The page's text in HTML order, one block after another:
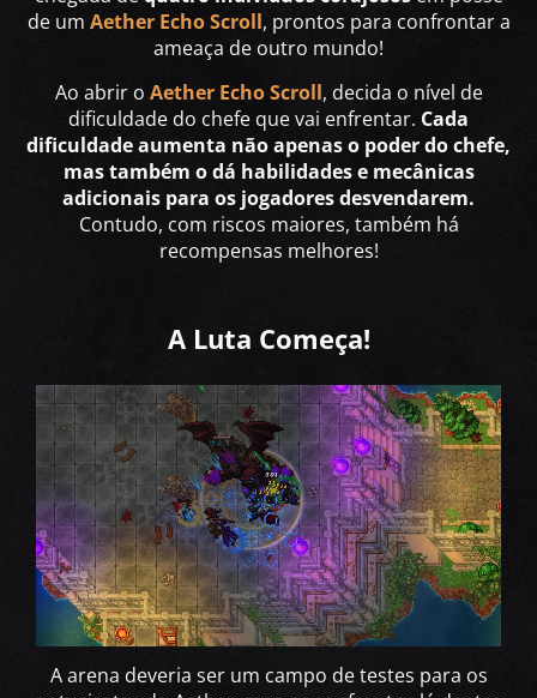
de um Aether Echo Scroll, prontos para confrontar a
ameaça de outro mundo!
Ao abrir o Aether Echo Scroll, decida o nível de
dificuldade do chefe que vai enfrentar. Cada
dificuldade aumenta não apenas o poder do chefe,
mas também o dá habilidades e mecânicas
adicionais para os jogadores desvendarem.
Contudo, com riscos maiores, também há
recompensas melhores!
A Luta Começa!
A arena deveria ser um campo de testes para os